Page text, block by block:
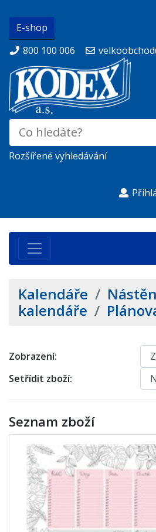
E-shop
800 100 006
Rozšířené vyhledávání
Kalendáře /
kalendáře /
Zobrazení:
Setřídit zboží:
Seznam zboží